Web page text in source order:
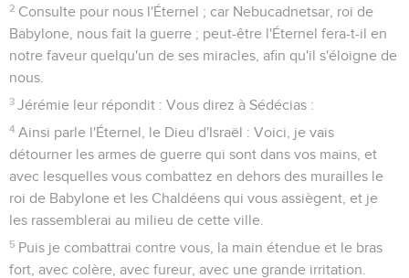
2 Consulte pour nous l'Éternel ; car Nebucadnetsar, roi de
Babylone, nous fait la guerre ; peut-être l'Éternel fera-t-il en
notre faveur quelqu'un de ses miracles, afin qu'il s'éloigne de
nous.
3 Jérémie leur répondit : Vous direz à Sédécias :
4 Ainsi parle l'Éternel, le Dieu d'Israël : Voici, je vais
détourner les armes de guerre qui sont dans vos mains, et
avec lesquelles vous combattez en dehors des murailles le
roi de Babylone et les Chaldéens qui vous assiègent, et je
les rassemblerai au milieu de cette ville.
5 Puis je combattrai contre vous, la main étendue et le bras
fort, avec colère, avec fureur, avec une grande irritation.